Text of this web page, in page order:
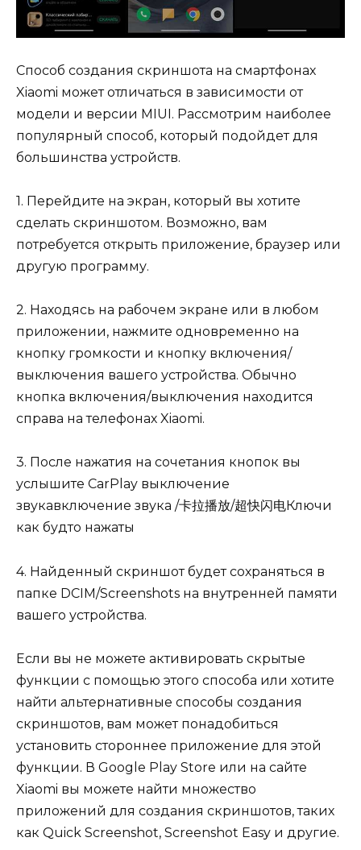
Способ создания скриншота на смартфонах
Xiaomi может отличаться в зависимости от
модели и версии MIUI. Рассмотрим наиболее
популярный способ, который подойдет для
большинства устройств.
1. Перейдите на экран, который вы хотите
сделать скриншотом. Возможно, вам
потребуется открыть приложение, браузер или
другую программу.
2. Находясь на рабочем экране или в любом
приложении, нажмите одновременно на
кнопку громкости и кнопку включения/
выключения вашего устройства. Обычно
кнопка включения/выключения находится
справа на телефонах Xiaomi.
3. После нажатия на сочетания кнопок вы
услышите CarPlay выключение
звукавключение звука /卡拉播放/超快闪电Ключи
как будто нажаты
4. Найденный скриншот будет сохраняться в
папке DCIM/Screenshots на внутренней памяти
вашего устройства.
Если вы не можете активировать скрытые
функции с помощью этого способа или хотите
найти альтернативные способы создания
скриншотов, вам может понадобиться
установить стороннее приложение для этой
функции. В Google Play Store или на сайте
Xiaomi вы можете найти множество
приложений для создания скриншотов, таких
как Quick Screenshot, Screenshot Easy и другие.